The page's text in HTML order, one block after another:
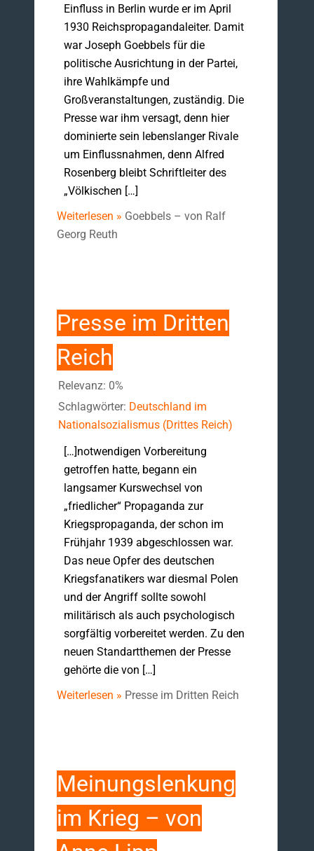
Einfluss in Berlin wurde er im April
1930 Reichspropagandaleiter. Damit
war Joseph Goebbels für die
politische Ausrichtung in der Partei,
ihre Wahlkämpfe und
Großveranstaltungen, zuständig. Die
Presse war ihm versagt, denn hier
dominierte sein lebenslanger Rivale
um Einflussnahmen, denn Alfred
Rosenberg bleibt Schriftleiter des
„Völkischen […]
Weiterlesen » Goebbels – von Ralf
Georg Reuth
Presse im Dritten
Reich
Relevanz: 0%
Schlagwörter: Deutschland im
Nationalsozialismus (Drittes Reich)
[…]notwendigen Vorbereitung
getroffen hatte, begann ein
langsamer Kurswechsel von
„friedlicher“ Propaganda zur
Kriegspropaganda, der schon im
Frühjahr 1939 abgeschlossen war.
Das neue Opfer des deutschen
Kriegsfanatikers war diesmal Polen
und der Angriff sollte sowohl
militärisch als auch psychologisch
sorgfältig vorbereitet werden. Zu den
neuen Standartthemen der Presse
gehörte die von […]
Weiterlesen » Presse im Dritten Reich
Meinungslenkung
im Krieg – von